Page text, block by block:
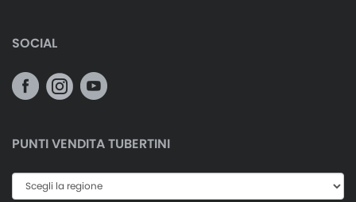
SOCIAL
PUNTI VENDITA TUBERTINI